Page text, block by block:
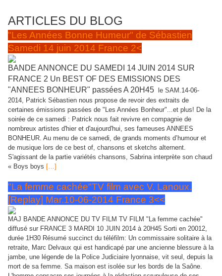
ARTICLES DU BLOG
"Les Années Bonne Humeur" de Sébastien
Samedi 14 juin 2014 France 2<
BANDE ANNONCE DU SAMEDI 14 JUIN 2014 SUR
FRANCE 2 Un BEST OF DES EMISSIONS DES
"ANNEES BONHEUR" passées A 20H45
le SAM.14-06-
2014, Patrick Sébastien nous propose de revoir des extraits de
certaines émissions passées de "Les Années Bonheur"...et plus! De la
soirée de ce samedi : Patrick nous fait revivre en compagnie de
nombreux artistes d'hier et d'aujourd'hui, ses fameuses ANNEES
BONHEUR. Au menu de ce samedi, de grands moments d’humour et
de musique lors de ce best of, chansons et sketchs alternent.
S'agissant de la partie variétés chansons, Sabrina interprète son chaud
« Boys boys […]
"La femme cachée"TV film avec V. Lanoux.
[Replay] Mar.10-06-2014 France 3<<
MAJ BANDE ANNONCE DU TV FILM TV FILM "La femme cachée"
diffusé sur FRANCE 3 MARDI 10 JUIN 2014 à 20H45 Sorti en 20012,
durée 1H30 Résumé succinct du téléfilm: Un commissaire solitaire à la
retraite, Marc Delvaux qui est handicapé par une ancienne blessure à la
jambe, une légende de la Police Judiciaire lyonnaise, vit seul, depuis la
mort de sa femme. Sa maison est isolée sur les bords de la Saône.